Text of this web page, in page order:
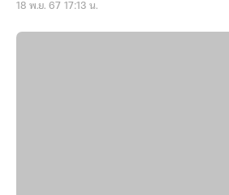
18 พ.ย. 67 17:13 น.